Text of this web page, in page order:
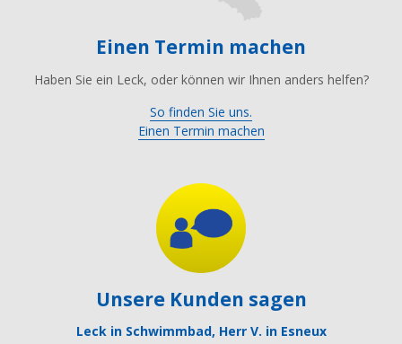
Einen Termin machen
Haben Sie ein Leck, oder können wir Ihnen anders helfen?
So finden Sie uns.
Einen Termin machen
Unsere Kunden sagen
Leck in Schwimmbad, Herr V. in Esneux